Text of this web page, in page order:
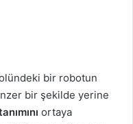
bir robotun
bir şekilde yerine
ortaya